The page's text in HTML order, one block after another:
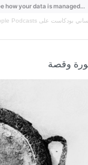
بودكاست على Apple Podcasts
وقصة